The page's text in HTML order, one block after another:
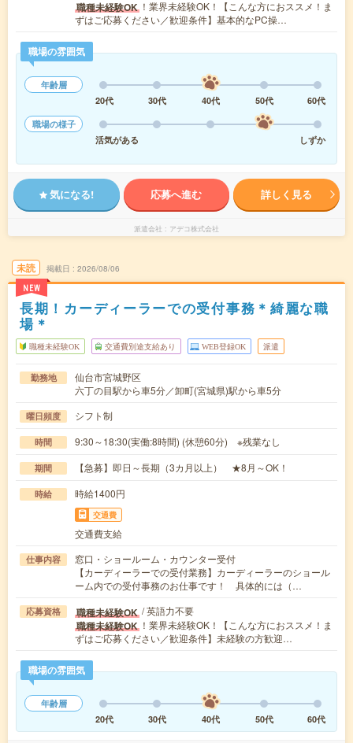
職種未経験OK ！業界未経験OK！【こんな方におススメ！ま
ずはご応募ください／歓迎条件】基本的なPC操…
職場の雰囲気
年齢層
20代
30代 40代 50代
60代
職場の様子
活気がある
しずか
気になる! 応募へ進む 詳しく見る
派遣会社 アデコ株式会社
未読
NEW
掲載日 2026/08/06
長期！カーディーラーでの受付事務＊綺麗な職
場＊
職種未経験OK 交通費別途支給あり WEB登録OK 派遣
勤務地
仙台市宮城野区
六丁の目駅から車5分／卸町(宮城県)駅から車5分
曜日頻度 シフト制
時間 9:30～18:30(実働:8時間) (休憩60分) ※残業なし
期間 【急募】即日～長期（3カ月以上） ★8月～OK！
時給 時給1400円
交通費
交通費支給
仕事内容
窓口・ショールーム・カウンター受付
【カーディーラーでの受付業務】カーディーラーのショール
ーム内での受付事務のお仕事です！ 具体的には（…
応募資格 職種未経験OK / 英語力不要
職種未経験OK ！業界未経験OK！【こんな方におススメ！ま
ずはご応募ください／歓迎条件】未経験の方歓迎…
職場の雰囲気
年齢層
20代
30代 40代 50代 60代